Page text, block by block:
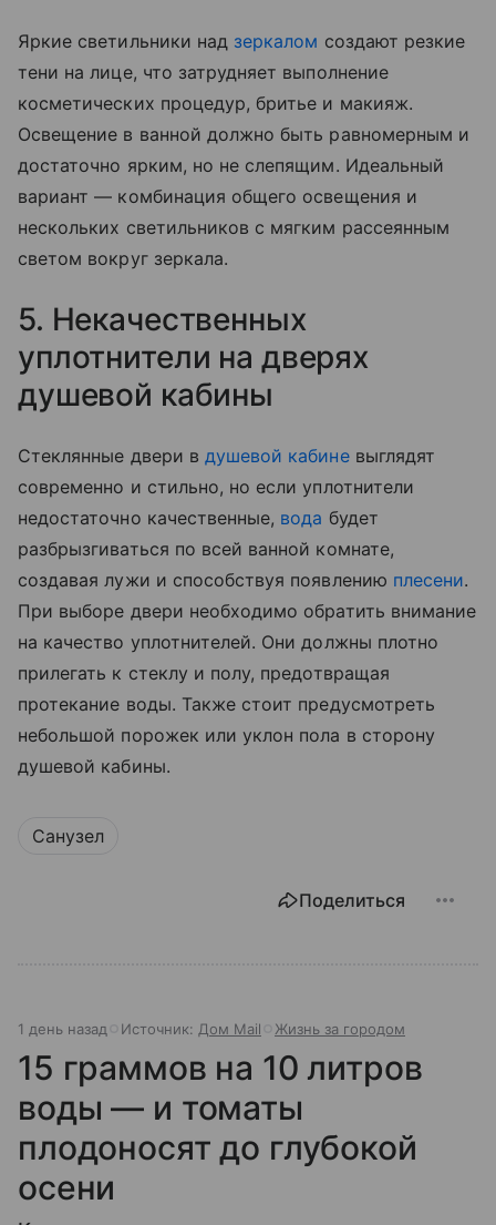
Яркие светильники над зеркалом создают резкие
тени на лице, что затрудняет выполнение
косметических процедур, бритье и макияж.
Освещение в ванной должно быть равномерным и
достаточно ярким, но не слепящим. Идеальный
вариант — комбинация общего освещения и
нескольких светильников с мягким рассеянным
светом вокруг зеркала.
5. Некачественных
уплотнители на дверях
душевой кабины
Стеклянные двери в душевой кабиневыглядят
современно и стильно, но если уплотнители
недостаточно качественные, вода будет
разбрызгиваться по всей ванной комнате,
создавая лужи и способствуя появлению плесени.
При выборе двери необходимо обратить внимание
на качество уплотнителей. Они должны плотно
прилегать к стеклу и полу, предотвращая
протекание воды. Также стоит предусмотреть
небольшой порожек или уклон пола в сторону
душевой кабины.
Санузел
Поделиться
1 день назад Источник: Дом Mail Жизнь за городом
15 граммов на 10 литров
воды — и томаты
плодоносят до глубокой
осени